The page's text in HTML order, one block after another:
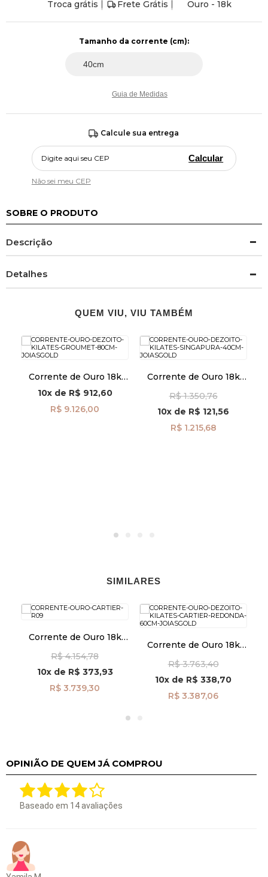
Troca grátis Frete Grátis Ouro - 18k
Tamanho da corrente (cm):
Guia de Medidas
Calcule sua entrega
Calcular
Não sei meu CEP
SOBRE O PRODUTO
Descrição
Detalhes
QUEM VIU, VIU TAMBÉM
Corrente de Ouro 18k
Groumet de 2,6mm com
80cm co04202
10xde R$ 912,60
R$ 9.126,00
Corrente de Ouro 18k
com 40cm co04810
R$ 1.350,76
10x de R$ 121,56
R$ 1.215,68
SIMILARES
Corrente de Ouro 18k
com 65cm CO02069
R$ 4.154,78
10xde R$ 373,93
R$ 3.739,30
Corrente de Ouro 18k
com 60cm CO01025
R$ 3.763,40
10x de R$ 338,70
R$ 3.387,06
OPINIÃO DE QUEM JÁ COMPROU
Baseado em 14avaliações